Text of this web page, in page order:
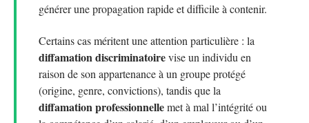
générer une propagation rapide et difficile à contenir.
Certains cas méritent une attention particulière : la
diffamation discriminatoirevise un individu en
raison de son appartenance à un groupe protégé
(origine, genre, convictions), tandis que la
diffamation professionnellemet à mal l’intégrité ou